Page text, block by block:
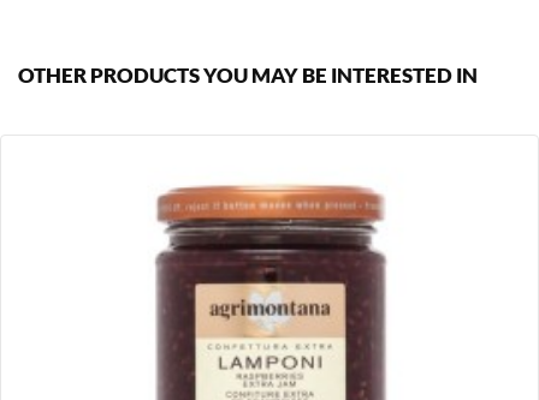
OTHER PRODUCTS YOU MAY BE INTERESTED IN